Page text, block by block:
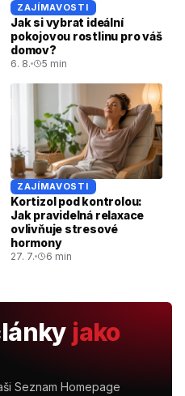
ZAJÍMAVOSTI
Jak si vybrat ideální
pokojovou rostlinu pro váš
domov?
6. 8. 5 min
ZAJÍMAVOSTI
Kortizol pod kontrolou:
Jak pravidelná relaxace
ovlivňuje stresové
hormony
27. 7. 6 min
jako
Seznam Homepage